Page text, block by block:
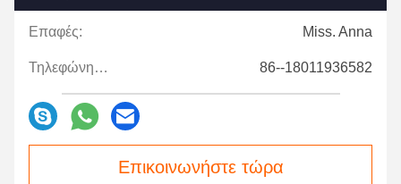
Επαφές: Miss. Anna
Τηλεφώνημα: 86--18011936582
Επικοινωνήστε τώρα